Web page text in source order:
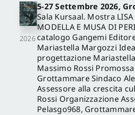
2026
5-27 Settembre 2026,
Sala Kursaal. Mostra LISA
MODELLA E MUSA DI
catalogo Gangemi
Mariastella Margozzi
progettazione
Massimo Rossi
Grottammare Sindaco
Assessore alla crescita
Rossi Organizzazione
Pelasgo968,